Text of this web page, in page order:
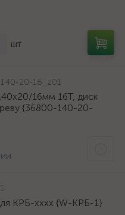
шт
20-16_z01
16мм 16Т, диск
{36800-140-20-
КРБ-хххх {W-КРБ-1}